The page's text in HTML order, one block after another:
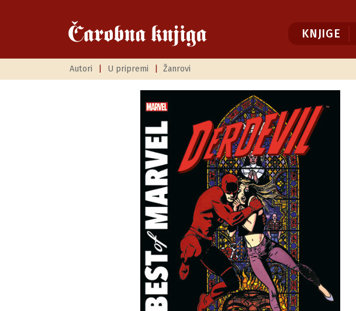
KNJIGE
Autori U pripremi Žanrovi